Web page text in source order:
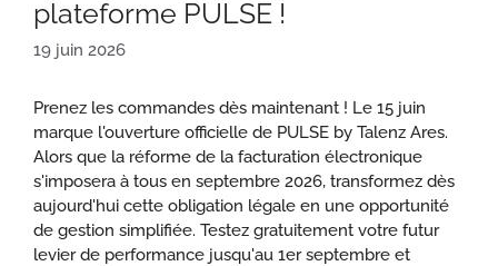
plateforme PULSE !
19 juin 2026
Prenez les commandes dès maintenant ! Le 15 juin
marque l'ouverture officielle de PULSE by Talenz Ares.
Alors que la réforme de la facturation électronique
s'imposera à tous en septembre 2026, transformez dès
aujourd'hui cette obligation légale en une opportunité
de gestion simplifiée. Testez gratuitement votre futur
levier de performance jusqu'au 1er septembre et